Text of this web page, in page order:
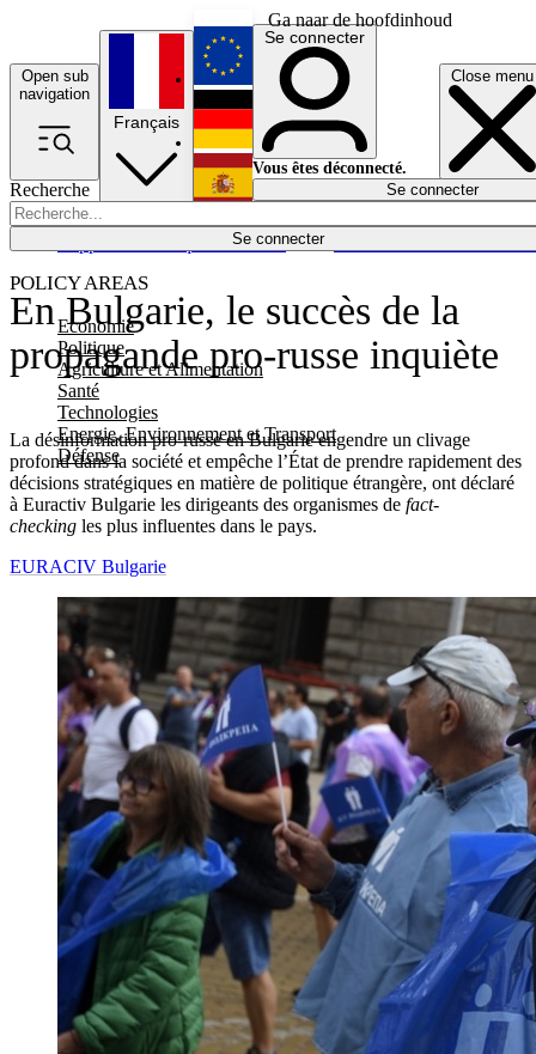
Ga naar de hoofdinhoud
Open sub
navigation
Close menu
Recherche
Se connecter
POLICY AREAS
Economie
Politique
Agriculture et Alimentation
Santé
Technologies
Energie, Environnement et Transport
Défense
Économie
Français
English
Deutsch
Español
Se connecter
Vous êtes déconnecté.
Se connecter
En Bulgarie, le succès de la
propagande pro-russe inquiète
La désinformation pro-russe en Bulgarie engendre un clivage
profond dans la société et empêche l’État de prendre rapidement des
décisions stratégiques en matière de politique étrangère, ont déclaré
à Euractiv Bulgarie les dirigeants des organismes de fact-
checking les plus influentes dans le pays.
EURACIV Bulgarie